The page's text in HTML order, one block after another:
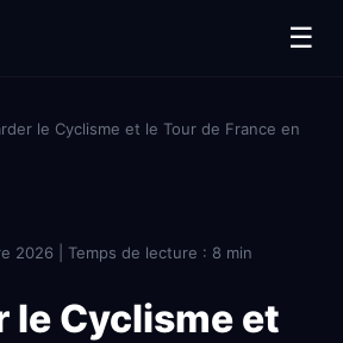
☰
le Cyclisme et le Tour de France en
2026 | Temps de lecture : 8 min
le Cyclisme et